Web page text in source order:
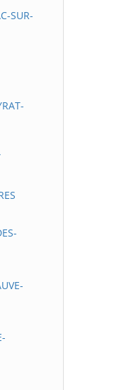
SUR-